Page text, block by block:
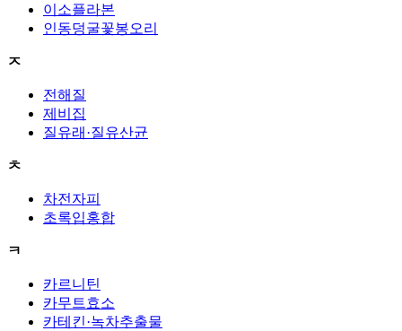
이소플라본
인동덩굴꽃봉오리
ㅈ
전해질
제비집
질유래·질유산균
ㅊ
차전자피
초록입홍합
ㅋ
카르니틴
카무트효소
카테킨·녹차추출물